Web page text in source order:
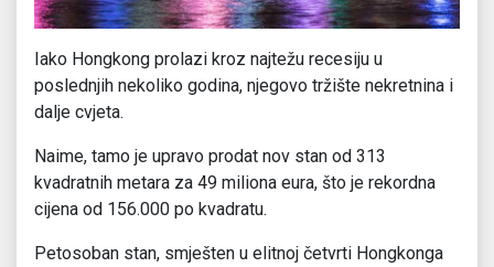
Iako Hongkong prolazi kroz najtežu recesiju u
poslednjih nekoliko godina, njegovo tržište nekretnina i
dalje cvjeta.
Naime, tamo je upravo prodat nov stan od 313
kvadratnih metara za 49 miliona eura, što je rekordna
cijena od 156.000 po kvadratu.
Petosoban stan, smješten u elitnoj četvrti Hongkonga